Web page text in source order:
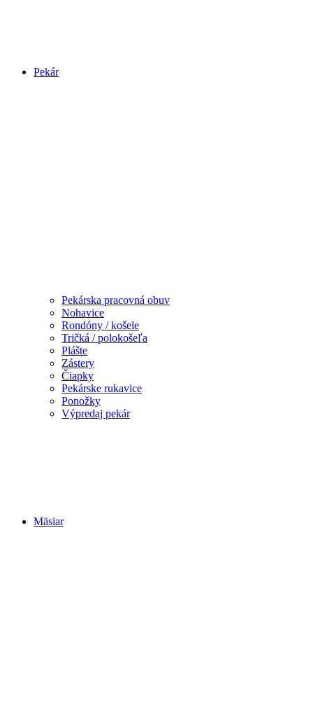
Pekár
Pekárska pracovná obuv
Nohavice
Rondóny / košele
Tričká / polokošeľa
Plášte
Zástery
Čiapky
Pekárske rukavice
Ponožky
Výpredaj pekár
Mäsiar